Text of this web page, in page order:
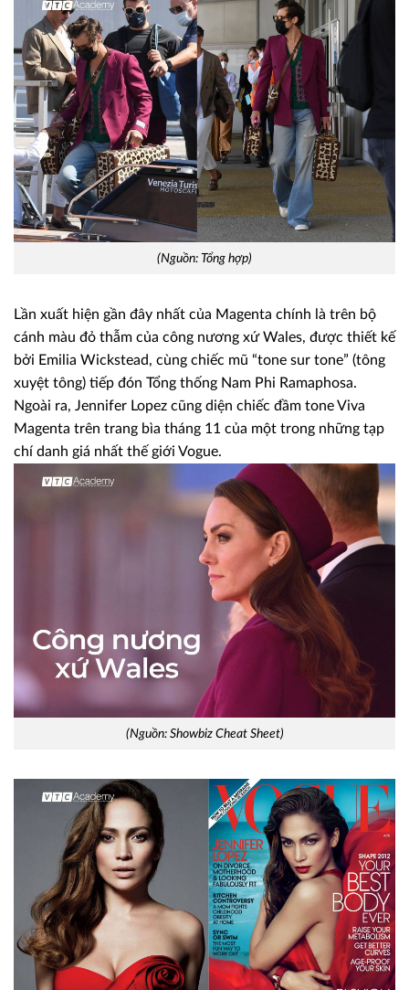
(Nguồn: Tổng hợp)
Lần xuất hiện gần đây nhất của Magenta chính là trên bộ
cánh màu đỏ thẫm của công nương xứ Wales, được thiết kế
bởi Emilia Wickstead, cùng chiếc mũ “tone sur tone” (tông
xuyệt tông) tiếp đón Tổng thống Nam Phi Ramaphosa.
Ngoài ra, Jennifer Lopez cũng diện chiếc đầm tone Viva
Magenta trên trang bìa tháng 11 của một trong những tạp
chí danh giá nhất thế giới Vogue.
(Nguồn: Showbiz Cheat Sheet)